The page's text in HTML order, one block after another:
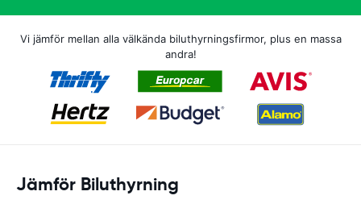
Vi jämför mellan alla välkända biluthyrningsfirmor, plus en massa
andra!
Jämför Biluthyrning